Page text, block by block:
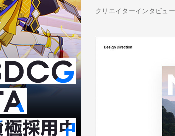
クリエイターインタビュー